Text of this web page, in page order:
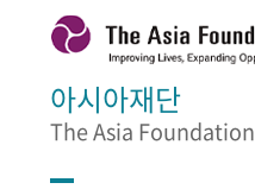
아시아재단
The Asia Foundation